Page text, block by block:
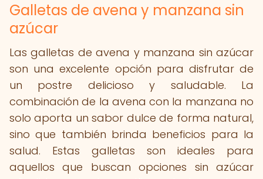
Galletas de avena y manzana sin
azúcar
Las galletas de avena y manzana sin azúcar
son una excelente opción para disfrutar de
un postre delicioso y saludable. La
combinación de la avena con la manzana no
solo aporta un sabor dulce de forma natural,
sino que también brinda beneficios para la
salud. Estas galletas son ideales para
aquellos que buscan opciones sin azúcar